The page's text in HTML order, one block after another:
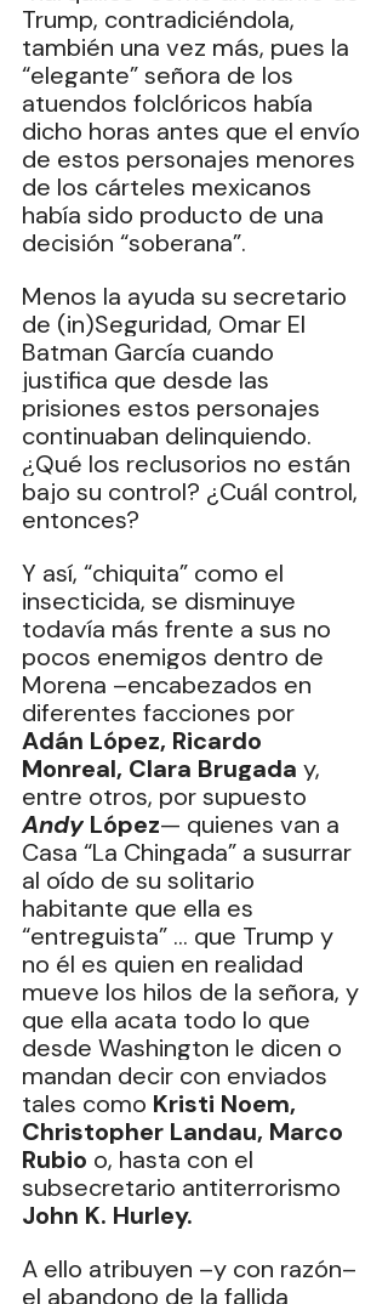
Trump, contradiciéndola,
también una vez más, pues la
“elegante” señora de los
atuendos folclóricos había
dicho horas antes que el envío
de estos personajes menores
de los cárteles mexicanos
había sido producto de una
decisión “soberana”.
Menos la ayuda su secretario
de (in)Seguridad, Omar El
Batman García cuando
justifica que desde las
prisiones estos personajes
continuaban delinquiendo.
¿Qué los reclusorios no están
bajo su control? ¿Cuál control,
entonces?
Y así, “chiquita” como el
insecticida, se disminuye
todavía más frente a sus no
pocos enemigos dentro de
Morena –encabezados en
diferentes facciones por
Adán López, Ricardo
Monreal, Clara Brugada y,
entre otros, por supuesto
Andy López— quienes van a
Casa “La Chingada” a susurrar
al oído de su solitario
habitante que ella es
“entreguista” … que Trump y
no él es quien en realidad
mueve los hilos de la señora, y
que ella acata todo lo que
desde Washington le dicen o
mandan decir con enviados
tales como Kristi Noem,
Christopher Landau, Marco
Rubio o, hasta con el
subsecretario antiterrorismo
John K. Hurley.
A ello atribuyen –y con razón–
el abandono de la fallida